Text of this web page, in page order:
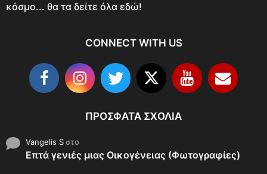
κόσμο... θα τα δείτε όλα εδώ!
CONNECT WITH US
ΠΡΌΣΦΑΤΑ ΣΧΌΛΙΑ
Vangelis Sστο
Επτά γενιές μιας Οικογένειας (Φωτογραφίες)